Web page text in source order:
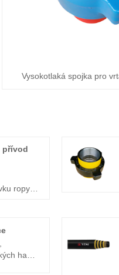
Vysokotlaká spojka pro
přívod
ropy z
hadic